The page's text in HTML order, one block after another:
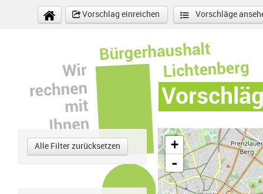
Direkt zum Inhalt
Vorschlag einreichen
Vorschläge
Alle Filter zurücksetzen +
-